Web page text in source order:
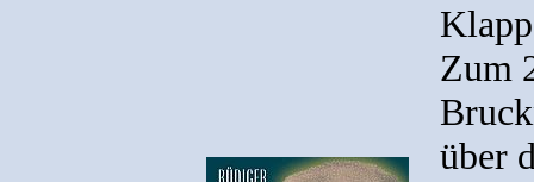
Zum
über